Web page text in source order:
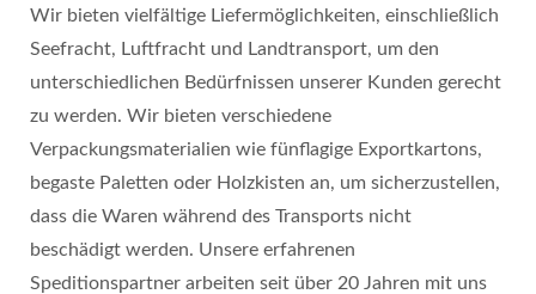
Wir bieten vielfältige Liefermöglichkeiten, einschließlich
Seefracht, Luftfracht und Landtransport, um den
unterschiedlichen Bedürfnissen unserer Kunden gerecht
zu werden. Wir bieten verschiedene
Verpackungsmaterialien wie fünflagige Exportkartons,
begaste Paletten oder Holzkisten an, um sicherzustellen,
dass die Waren während des Transports nicht
beschädigt werden. Unsere erfahrenen
Speditionspartner arbeiten seit über 20 Jahren mit uns